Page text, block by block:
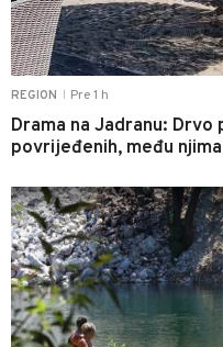
REGION Pre 1 h
Drama na Jadranu: Drvo
povrijeđenih, među